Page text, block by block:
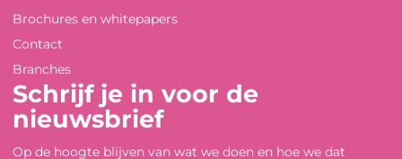
Brochures en whitepapers
Contact
Branches
Schrijf je in voor de
nieuwsbrief
Op de hoogte blijven van wat we doen en hoe we dat